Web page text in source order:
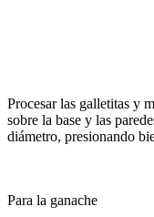
Procesar las galletitas y
sobre la base y las
diámetro, presionando
Para la ganache